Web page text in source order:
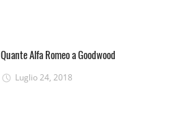
Quante Alfa Romeo a Goodwood
Luglio 24, 2018